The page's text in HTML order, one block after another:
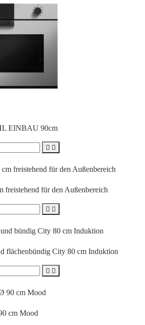
EINBAU 90cm
 
freistehend für den Außenbereich
 
flächenbündig City 80 cm Induktion
 
cm Mood